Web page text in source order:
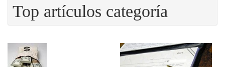
Top artículos categoría